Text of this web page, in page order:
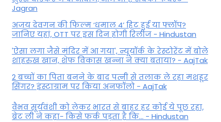
Jagran
अजय देवगन की फिल्म ‘धमाल 4’ हिट हुई या फ्लॉप?
जानिए यहां, OTT पर इस दिन होगी रिलीज - Hindustan
'ऐसा लगा जैसे मंदिर में आ गया', न्यूयॉर्क के रेस्टोरेंट में बोले
शाहरुख खान, शेफ विकास खन्ना ने क्या बताया? - AajTak
2 बच्चों का पिता बनने के बाद पत्नी से तलाक ले रहा मशहूर
सिंगर? इंस्टाग्राम पर किया अनफॉलो - AajTak
वैभव सूर्यवंशी को लेकर भारत से बाहर हर कोई ये पूछ रहा,
ब्रेट ली ने कहा- किसे फर्क पड़ता है कि… - Hindustan